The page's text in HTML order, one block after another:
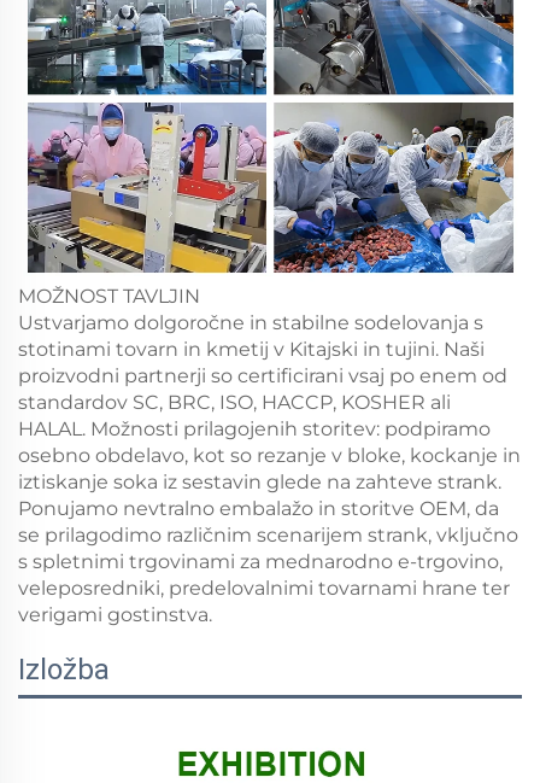
MOŽNOST TAVLJIN
Ustvarjamo dolgoročne in stabilne sodelovanja s
stotinami tovarn in kmetij v Kitajski in tujini. Naši
proizvodni partnerji so certificirani vsaj po enem od
standardov SC, BRC, ISO, HACCP, KOSHER ali
HALAL. Možnosti prilagojenih storitev: podpiramo
osebno obdelavo, kot so rezanje v bloke, kockanje in
iztiskanje soka iz sestavin glede na zahteve strank.
Ponujamo nevtralno embalažo in storitve OEM, da
se prilagodimo različnim scenarijem strank, vključno
s spletnimi trgovinami za mednarodno e-trgovino,
veleposredniki, predelovalnimi tovarnami hrane ter
verigami gostinstva.
Izložba